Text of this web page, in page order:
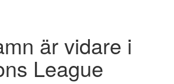
är vidare i
League